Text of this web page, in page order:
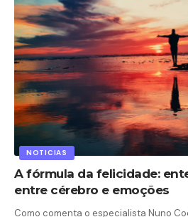
NOTICIAS
A fórmula da felicidade:
entre cérebro e emoções
Como comenta o especialista Nuno